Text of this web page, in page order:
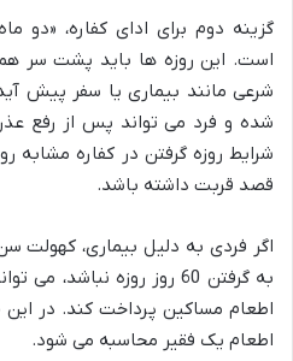
است. این روزه ها باید پشت سر هم
شرعی مانند بیماری یا سفر پیش
شده و فرد می تواند پس از رفع
شرایط روزه گرفتن در کفاره مشابه
قصد قربت داشته باشد.
اگر فردی به دلیل بیماری، کهولت
به گرفتن 60 روز روزه
اطعام مساکین پرداخت کند. در این
اطعام یک فقیر محاسبه می شود.